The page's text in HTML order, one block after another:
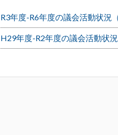
R3年度-R6年度の議会活動状況
H29年度-R2年度の議会活動状況